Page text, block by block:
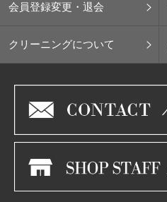
会員登録変更・退会
クリーニングについて